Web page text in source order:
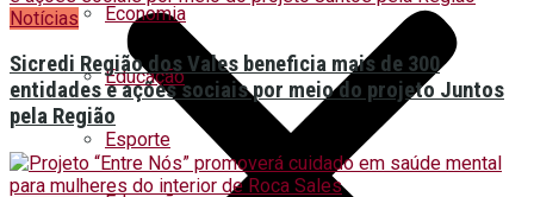
Economia
Educação
Esporte
Notícias
Sicredi Região dos Vales beneficia mais de 300
entidades e ações sociais por meio do projeto Juntos
pela Região